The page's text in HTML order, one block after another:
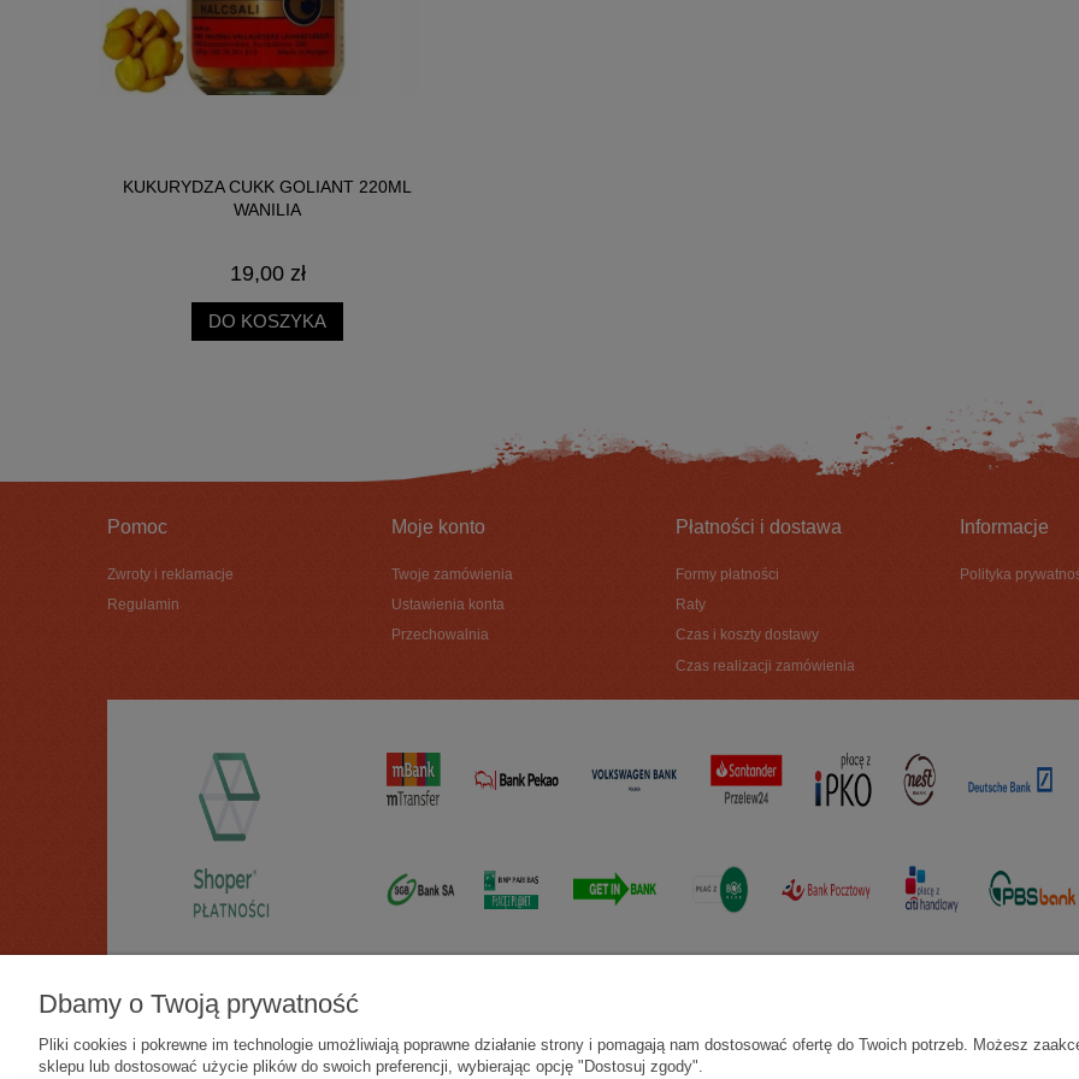
KUKURYDZA CUKK GOLIANT 220ML
WANILIA
19,00 zł
DO KOSZYKA
Pomoc
Zwroty i reklamacje
Regulamin
Moje konto
Twoje zamówienia
Ustawienia konta
Przechowalnia
Płatności i dostawa
Formy płatności
Raty
Czas i koszty dostawy
Czas realizacji zamówienia
Informacje
Polityka
Dbamy o Twoją prywatność
Pliki cookies i pokrewne im technologie umożliwiają poprawne działanie strony i pomagają nam dostosować ofertę do Twoich potrzeb. Możesz
sklepu lub dostosować użycie plików do swoich preferencji, wybierając opcję "Dostosuj zgody".